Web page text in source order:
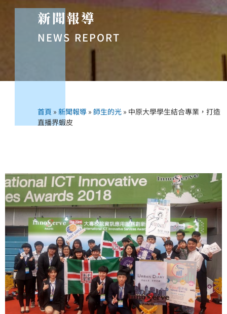
新聞報導
NEWS REPORT
首頁 »新聞報導 » 師生的光 » 中原大學學生結合專業，打造
直播界蝦皮